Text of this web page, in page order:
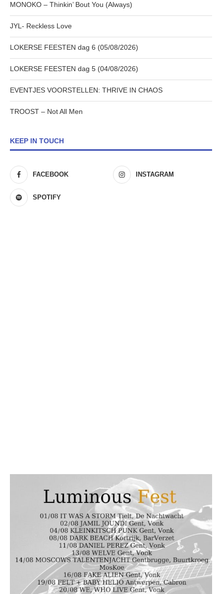
MONOKO – Thinkin’ Bout You (Always)
JYL- Reckless Love
LOKERSE FEESTEN dag 6 (05/08/2026)
LOKERSE FEESTEN dag 5 (04/08/2026)
EVENTJES VOORSTELLEN: THRIVE IN CHAOS
TROOST – Not All Men
KEEP IN TOUCH
FACEBOOK INSTAGRAM
SPOTIFY